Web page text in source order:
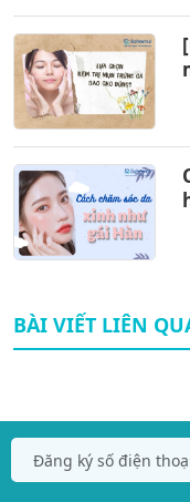
BÀI VIẾT LIÊN